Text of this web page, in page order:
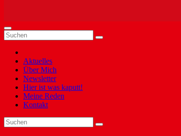
Aktuelles
Über Mich
Newsletter
Hier ist was kaputt!
Meine Reden
Kontakt